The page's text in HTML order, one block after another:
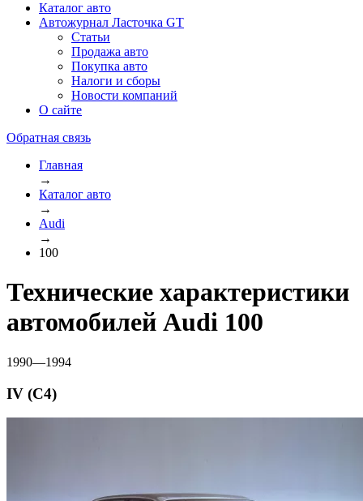
Каталог авто
Автожурнал Ласточка GT
Статьи
Продажа авто
Покупка авто
Налоги и сборы
Новости компаний
О сайте
Обратная связь
Главная
→
Каталог авто
→
Audi
→
100
Технические характеристики
автомобилей Audi 100
1990—1994
IV (C4)